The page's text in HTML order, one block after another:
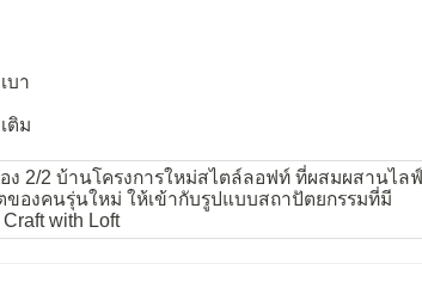
บา
ติม
ง 2/2 บ้านโครงการใหม่สไตล์ลอฟท์ ที่ผสมผสานไลฟ์
องคนรุ่นใหม่ ให้เข้ากับรูปแบบสถาปัตยกรรมที่มี
with Loft